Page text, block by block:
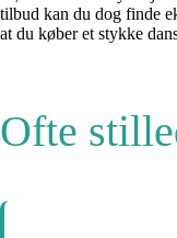
tilbud kan du dog finde
at du køber et stykke
Ofte